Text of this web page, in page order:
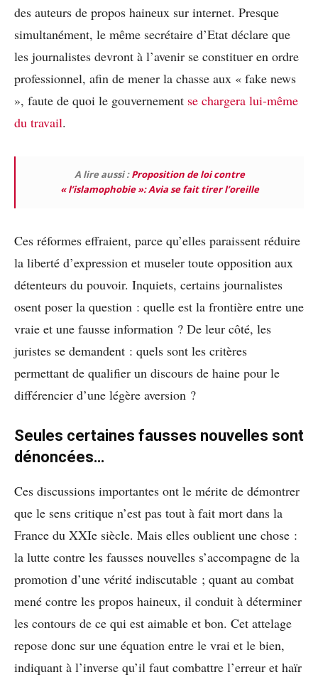
des auteurs de propos haineux sur internet. Presque
simultanément, le même secrétaire d’Etat déclare que
les journalistes devront à l’avenir se constituer en ordre
professionnel, afin de mener la chasse aux « fake news
», faute de quoi le gouvernement se chargera lui-même
du travail.
A lire aussi :Proposition de loi contre
« l’islamophobie »: Avia se fait tirer l’oreille
Ces réformes effraient, parce qu’elles paraissent réduire
la liberté d’expression et museler toute opposition aux
détenteurs du pouvoir. Inquiets, certains journalistes
osent poser la question : quelle est la frontière entre une
vraie et une fausse information ? De leur côté, les
juristes se demandent : quels sont les critères
permettant de qualifier un discours de haine pour le
différencier d’une légère aversion ?
Seules certaines fausses nouvelles sont
dénoncées…
Ces discussions importantes ont le mérite de démontrer
que le sens critique n’est pas tout à fait mort dans la
France du XXIe siècle. Mais elles oublient une chose :
la lutte contre les fausses nouvelles s’accompagne de la
promotion d’une vérité indiscutable ; quant au combat
mené contre les propos haineux, il conduit à déterminer
les contours de ce qui est aimable et bon. Cet attelage
repose donc sur une équation entre le vrai et le bien,
indiquant à l’inverse qu’il faut combattre l’erreur et haïr